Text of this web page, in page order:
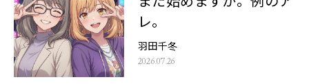
レ。
羽田千冬
2026.07.26